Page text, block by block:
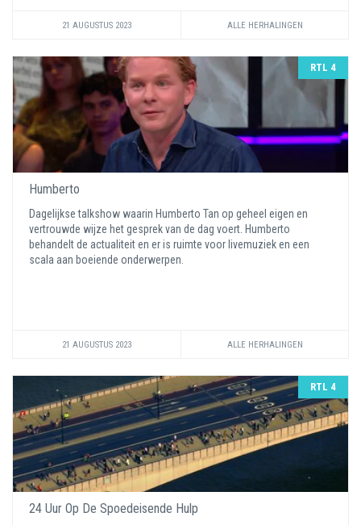
21 AUGUSTUS 2023 ALLE HERHALINGEN
RTL 4
Humberto
Dagelijkse talkshow waarin Humberto Tan op geheel eigen en
vertrouwde wijze het gesprek van de dag voert. Humberto
behandelt de actualiteit en er is ruimte voor livemuziek en een
scala aan boeiende onderwerpen.
21 AUGUSTUS 2023 ALLE HERHALINGEN
RTL 4
24 Uur Op De Spoedeisende Hulp